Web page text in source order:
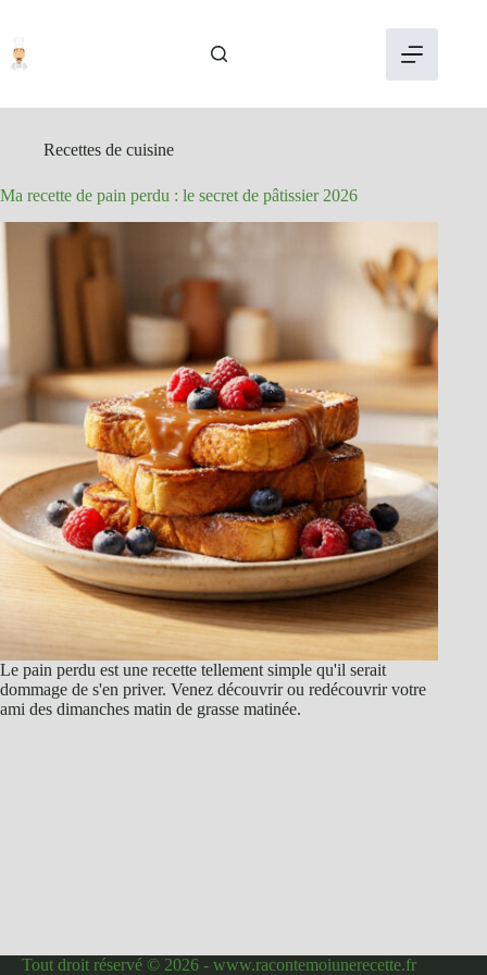
contenu
Recettes de cuisine
Ma recette de pain perdu : le secret de pâtissier 2026
Le pain perdu est une recette tellement simple qu'il serait
dommage de s'en priver. Venez découvrir ou redécouvrir votre
ami des dimanches matin de grasse matinée.
Tout droit réservé © 2026 - www.racontemoiunerecette.fr